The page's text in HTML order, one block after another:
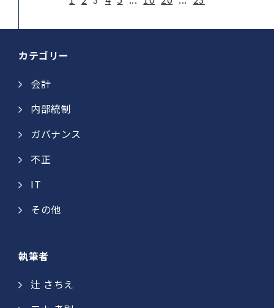
カテゴリー
会計
内部統制
ガバナンス
不正
IT
その他
執筆者
辻 さちえ